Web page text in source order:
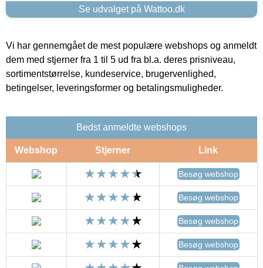
Se udvalget på Wattoo.dk
Vi har gennemgået de mest populære webshops og anmeldt
dem med stjerner fra 1 til 5 ud fra bl.a. deres prisniveau,
sortimentstørrelse, kundeservice, brugervenlighed,
betingelser, leveringsformer og betalingsmuligheder.
Bedst anmeldte webshops
Webshop Stjerner Link
Besøg webshop
Besøg webshop
Besøg webshop
Besøg webshop